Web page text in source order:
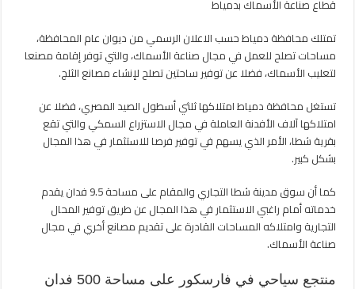
قطاع صناعة الأسماك بدمياط
تمتلك محافظة دمياط حسب الاعلان الرسمي من ديوان عام المحافظة،
مساحات تصلح للعمل في مجال صناعة الأسماك، والتي توفر إقامة مصنعا
لتعليب الأسماك، فضلا عن توفير ساحتين تصلح لإنشاء مصانع الثلج.
تستغل محافظة دمياط امتلاكها ثلثي أسطول الصيد المصري، فضلا عن
امتلاكها آلاف الأفدنة العاملة في مجال الاستزراع السمكي والتي تقع
بقرية شطا، الأمر الذي يسهم في توفير فرصا للاستثمار في هذا المجال
بشكل كبير.
كما أن سوق مدينة شطا التجاري والمقام على مساحة 9.5 فدان يقدم
خدماته أمام راغبي الاستثمار في هذا المجال عن طريق توفير المحال
التجارية وامتلاكه المساحات القادرة على تقديم مصانع أخري في مجال
صناعة الأسماك.
منتجع سياحي في فارسكور على مساحة 500 فدان